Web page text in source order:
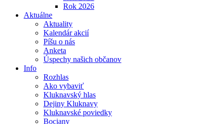
Rok 2026
Aktuálne
Aktuality
Kalendár akcií
Píšu o nás
Anketa
Úspechy našich občanov
Info
Rozhlas
Ako vybaviť
Kluknavský hlas
Dejiny Kluknavy
Kluknavské poviedky
Bociany